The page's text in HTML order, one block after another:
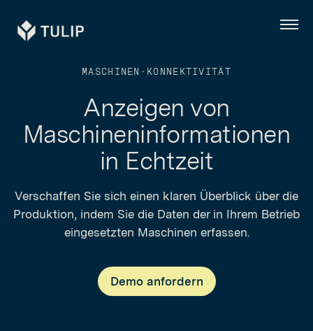
Tulip Menü
MASCHINEN-KONNEKTIVITÄT
Anzeigen von
Maschineninformationen
in Echtzeit
Verschaffen Sie sich einen klaren Überblick über die
Produktion, indem Sie die Daten der in Ihrem Betrieb
eingesetzten Maschinen erfassen.
Demo anfordern